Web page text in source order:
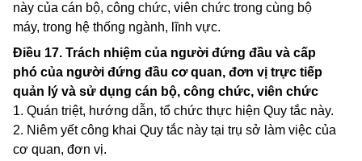
này của cán bộ, công chức, viên chức trong cùng bộ
máy, trong hệ thống ngành, lĩnh vực.
Điều 17. Trách nhiệm của người đứng đầu và cấp
phó của người đứng đầu cơ quan, đơn vị trực tiếp
quản lý và sử dụng cán bộ, công chức, viên chức
1. Quán triệt, hướng dẫn, tổ chức thực hiện Quy tắc này.
2. Niêm yết công khai Quy tắc này tại trụ sở làm việc của
cơ quan, đơn vị.